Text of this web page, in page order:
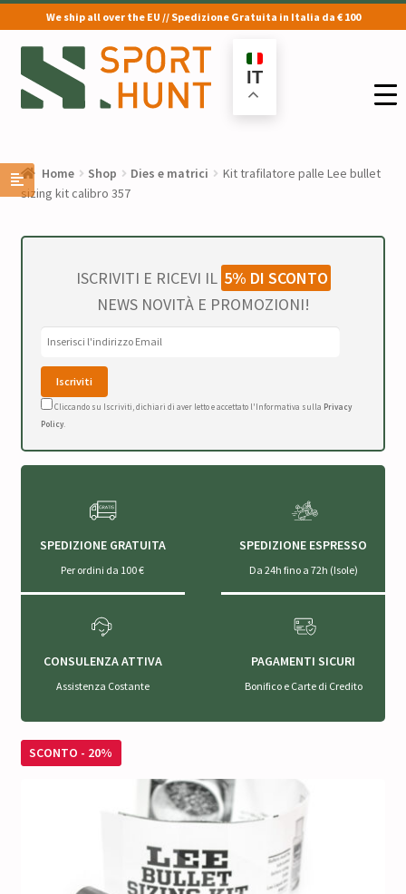
We ship all over the EU // Spedizione Gratuita in Italia da € 100
Vai
alla
navigazione
Vai
al
contenuto
IT
Home Shop Dies e matrici
Kit trafilatore palle Lee bullet
sizing kit calibro 357
ISCRIVITI E RICEVI IL 5% DI SCONTO
NEWS NOVITÀ E PROMOZIONI!
Cliccando su Iscriviti, dichiari di aver letto e accettato l'Informativa sulla Privacy
Policy.
SPEDIZIONE GRATUITA
Per ordini da 100 €
SPEDIZIONE ESPRESSO
Da 24h fino a 72h (Isole)
CONSULENZA ATTIVA
Assistenza Costante
PAGAMENTI SICURI
Bonifico e Carte di Credito
SCONTO - 20%